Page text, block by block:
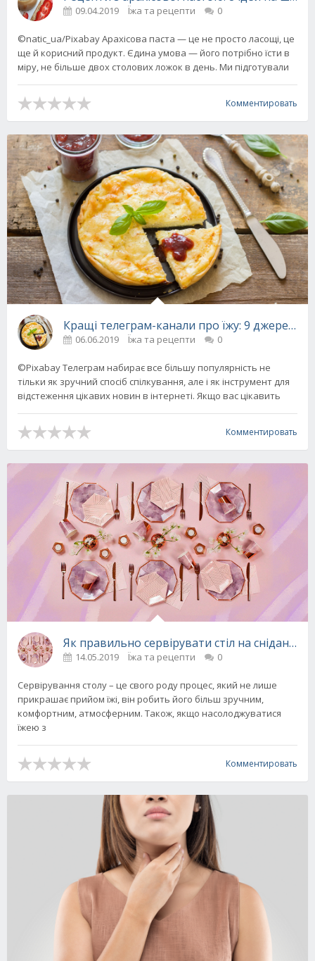
09.04.2019 Їжа та рецепти 0
©natic_ua/Pixabay Арахісова паста — це не просто ласощі, це
ще й корисний продукт. Єдина умова — його потрібно їсти в
міру, не більше двох столових ложок в день. Ми підготували
Комментировать
Кращі телеграм-канали про їжу: 9 джерел, на
06.06.2019 Їжа та рецепти 0
©Pixabay Телеграм набирає все більшу популярність не
тільки як зручний спосіб спілкування, але і як інструмент для
відстеження цікавих новин в інтернеті. Якщо вас цікавить
Комментировать
Як правильно сервірувати стіл на сніданок,
14.05.2019 Їжа та рецепти 0
Сервірування столу – це свого роду процес, який не лише
прикрашає прийом їжі, він робить його більш зручним,
комфортним, атмосферним. Також, якщо насолоджуватися
їжею з
Комментировать